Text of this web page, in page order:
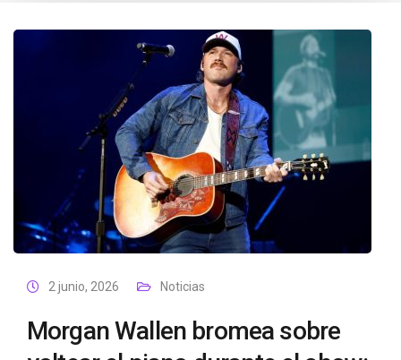
2 junio, 2026 Noticias
Morgan Wallen bromea sobre